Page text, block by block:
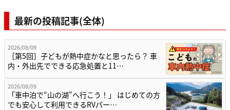
最新の投稿記事(全体)
2026/08/09
［第5回］子どもが熱中症かなと思ったら？ 車
内・外出先でできる応急処置と11…
2026/08/09
「車中泊で“山の湖”へ行こう！」 はじめての方
でも安心して利用できるRVパー…